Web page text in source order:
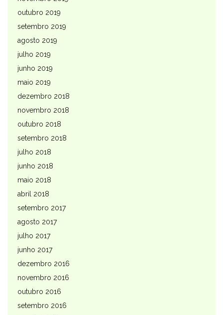
outubro 2019
setembro 2019
agosto 2019
julho 2019
junho 2019
maio 2019
dezembro 2018
novembro 2018
outubro 2018
setembro 2018
julho 2018
junho 2018
maio 2018
abril 2018
setembro 2017
agosto 2017
julho 2017
junho 2017
dezembro 2016
novembro 2016
outubro 2016
setembro 2016